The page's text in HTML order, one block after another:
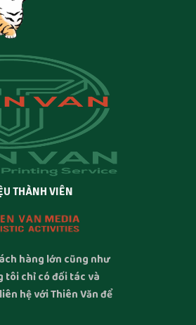
THÀNH VIÊN
hàng lớn cũng như
tôi chỉ có đối tác và
hệ với Thiên Văn để